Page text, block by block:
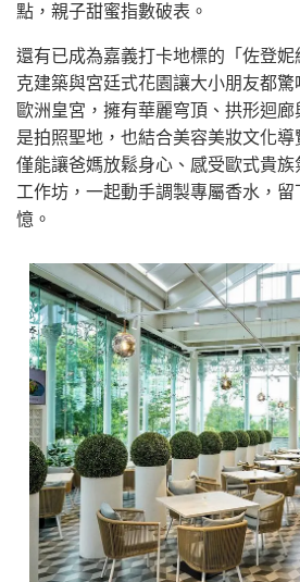
點，親子甜蜜指數破表。
還有已成為嘉義打卡地標的「佐登
克建築與宮廷式花園讓大小朋友都
歐洲皇宮，擁有華麗穹頂、拱形迴
是拍照聖地，也結合美容美妝文化
僅能讓爸媽放鬆身心、感受歐式貴
工作坊，一起動手調製專屬香水，
憶。